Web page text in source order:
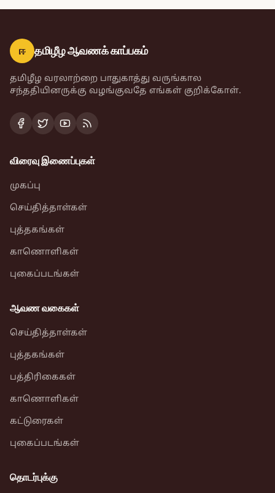
ஈ தமிழீழ ஆவணக் காப்பகம்
தமிழீழ வரலாற்றை பாதுகாத்து வருங்கால
சந்ததியினருக்கு வழங்குவதே எங்கள் குறிக்கோள்.
விரைவு இணைப்புகள்
முகப்பு
செய்தித்தாள்கள்
புத்தகங்கள்
காணொளிகள்
புகைப்படங்கள்
ஆவண வகைகள்
செய்தித்தாள்கள்
புத்தகங்கள்
பத்திரிகைகள்
காணொளிகள்
கட்டுரைகள்
புகைப்படங்கள்
தொடர்புக்கு